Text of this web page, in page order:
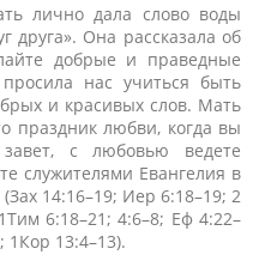
лично дала слово воды
друга». Она рассказала об
добрые и праведные
нас учиться быть
и красивых слов. Мать
праздник любви, когда вы
с любовью ведете
служителями Евангелия в
14:16–19; Иер 6:18–19; 2
6:18–21; 4:6–8; Eф 4:22–
1Кор 13:4–13).